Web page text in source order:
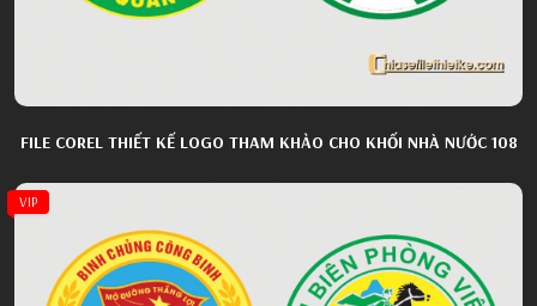
FILE COREL THIẾT KẾ LOGO THAM KHẢO CHO KHỐI NHÀ NƯỚC 108
VIP